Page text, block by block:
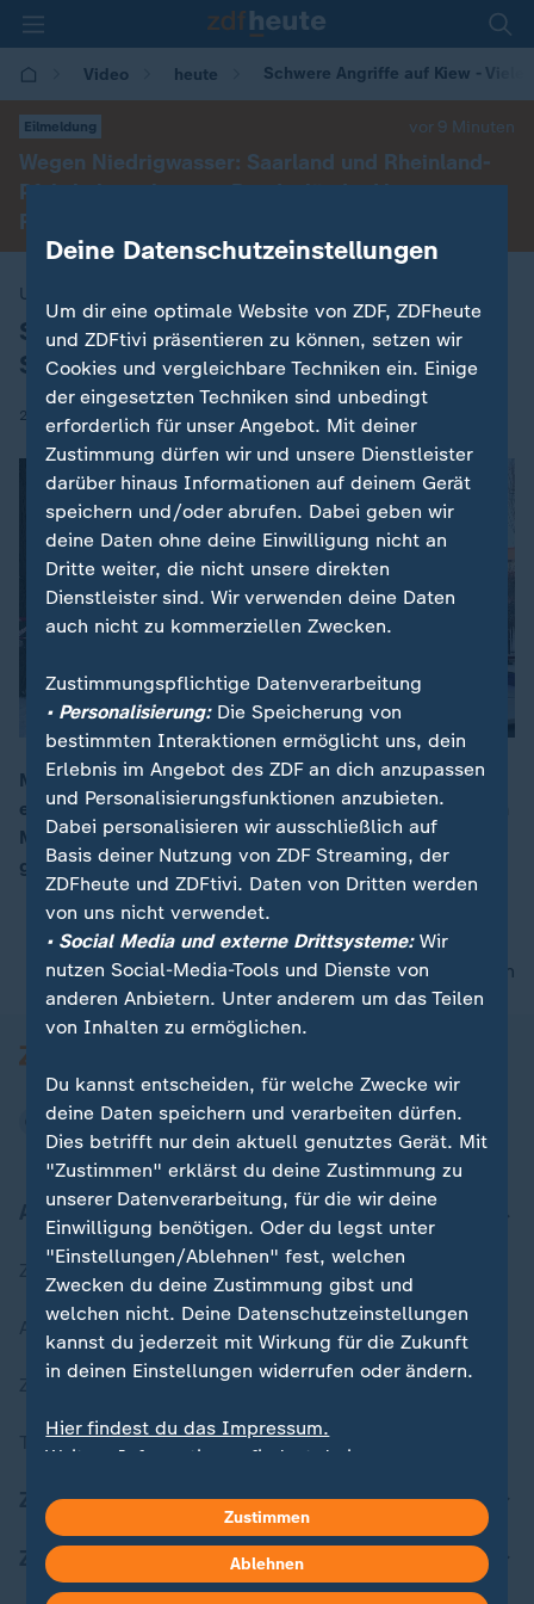
Video heute Schwere Angriffe auf Kiew - Viele
Eilmeldung vor 9 Minuten
Wegen Niedrigwasser: Saarland und Rheinland-
Pfalz heben als erste Bundesländer Lkw-
Feiertagsfahrverbot auf
Ukraine-Krieg
:
Schwere Angriffe auf Kiew - Viele ohne
Strom
20.01.2026 | 14:36
00:15
Mehr als 170.000 Haushalte in Kiew sind ohne Strom,
es gibt kaum Wasser. Bei eisigen Temperaturen suchen
Menschen Schutz in U-Bahn-Schächten. Russland
greift weiter mit Raketen und Drohnen an.
nach oben
Aktuell bei ZDFheute
Zuletzt veröffentlicht
Aktuelle Sendungs-Videos
ZDFheute Stories
Themen im Überblick
ZDFheute Update
ZDFheute Apps
Deine Datenschutzeinstellungen
Um dir eine optimale Website von ZDF, ZDFheute
und ZDFtivi präsentieren zu können, setzen wir
Cookies und vergleichbare Techniken ein. Einige
der eingesetzten Techniken sind unbedingt
erforderlich für unser Angebot. Mit deiner
Zustimmung dürfen wir und unsere Dienstleister
darüber hinaus Informationen auf deinem Gerät
speichern und/oder abrufen. Dabei geben wir
deine Daten ohne deine Einwilligung nicht an
Dritte weiter, die nicht unsere direkten
Dienstleister sind. Wir verwenden deine Daten
auch nicht zu kommerziellen Zwecken.
Zustimmungspflichtige Datenverarbeitung
• Personalisierung:Die Speicherung von
bestimmten Interaktionen ermöglicht uns, dein
Erlebnis im Angebot des ZDF an dich anzupassen
und Personalisierungsfunktionen anzubieten.
Dabei personalisieren wir ausschließlich auf
Basis deiner Nutzung von ZDF Streaming, der
ZDFheute und ZDFtivi. Daten von Dritten werden
von uns nicht verwendet.
• Social Media und externe Drittsysteme:Wir
nutzen Social-Media-Tools und Dienste von
anderen Anbietern. Unter anderem um das Teilen
von Inhalten zu ermöglichen.
Du kannst entscheiden, für welche Zwecke wir
deine Daten speichern und verarbeiten dürfen.
Dies betrifft nur dein aktuell genutztes Gerät. Mit
"Zustimmen" erklärst du deine Zustimmung zu
unserer Datenverarbeitung, für die wir deine
Einwilligung benötigen. Oder du legst unter
"Einstellungen/Ablehnen" fest, welchen
Zwecken du deine Zustimmung gibst und
welchen nicht. Deine Datenschutzeinstellungen
kannst du jederzeit mit Wirkung für die Zukunft
in deinen Einstellungen widerrufen oder ändern.
Hier findest du das Impressum.
Weitere Informationen findest du in unserer
Zustimmen
Ablehnen